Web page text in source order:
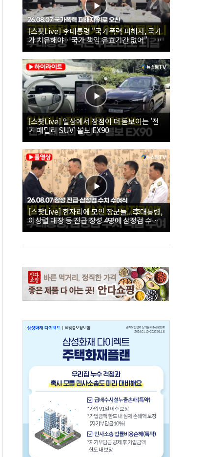
[스팟Live] 李대통령 "국가폭력 피해자, 국가
가 치유해야…국가 책임 유효기간 없어"｜
26.08.07 국가폭력 피해자 위로 오찬
[스팟Live] 일상에서 장점이 더 돋보이는 '전
기 패밀리 SUV' 볼보 EX90
[스팟Live] 한자리에 모인 장군들...李대통령,
이상렬 대장 등 진급 장성 4명에 삼정검 수치
직접 수여｜26.08.07 장성 진급·삼정검 수치